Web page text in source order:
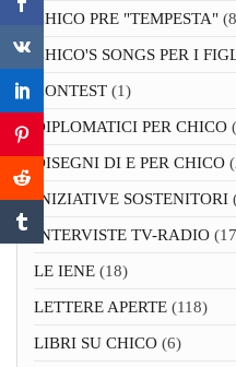
CHICO PRE "TEMPESTA"
CHICO'S SONGS PER I
CONTEST (1)
DIPLOMATICI PER CHICO
DISEGNI DI E PER CHICO
INIZIATIVE SOSTENITORI
INTERVISTE TV-RADIO
LE IENE (18)
LETTERE APERTE (118)
LIBRI SU CHICO (6)